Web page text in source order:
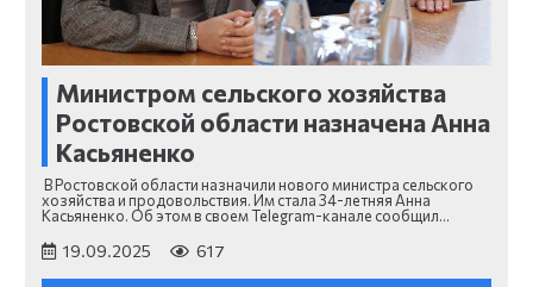
Министром сельского хозяйства
Ростовской области назначена Анна
Касьяненко
В Ростовской области назначили нового министра сельского
хозяйства и продовольствия. Им стала 34-летняя Анна
Касьяненко. Об этом в своем Telegram-канале сообщил…
19.09.2025 617